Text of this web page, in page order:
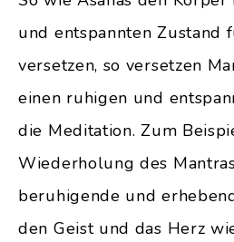
und entspannten Zustand
versetzen, so versetzen
einen ruhigen und
die Meditation. Zum
Wiederholung des
beruhigende und
den Geist und das Herz